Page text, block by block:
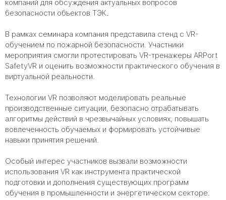
компаний для обсуждения актуальных вопросов
безопасности объектов ТЭК.
В рамках семинара компания представила стенд с VR-
обучением по пожарной безопасности. Участники
мероприятия смогли протестировать VR-тренажеры ARPort
SafetyVR и оценить возможности практического обучения в
виртуальной реальности.
Технологии VR позволяют моделировать реальные
производственные ситуации, безопасно отрабатывать
алгоритмы действий в чрезвычайных условиях, повышать
вовлеченность обучаемых и формировать устойчивые
навыки принятия решений.
Особый интерес участников вызвали возможности
использования VR как инструмента практической
подготовки и дополнения существующих программ
обучения в промышленности и энергетическом секторе.